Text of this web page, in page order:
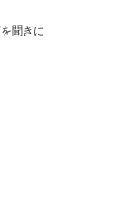
聞きに